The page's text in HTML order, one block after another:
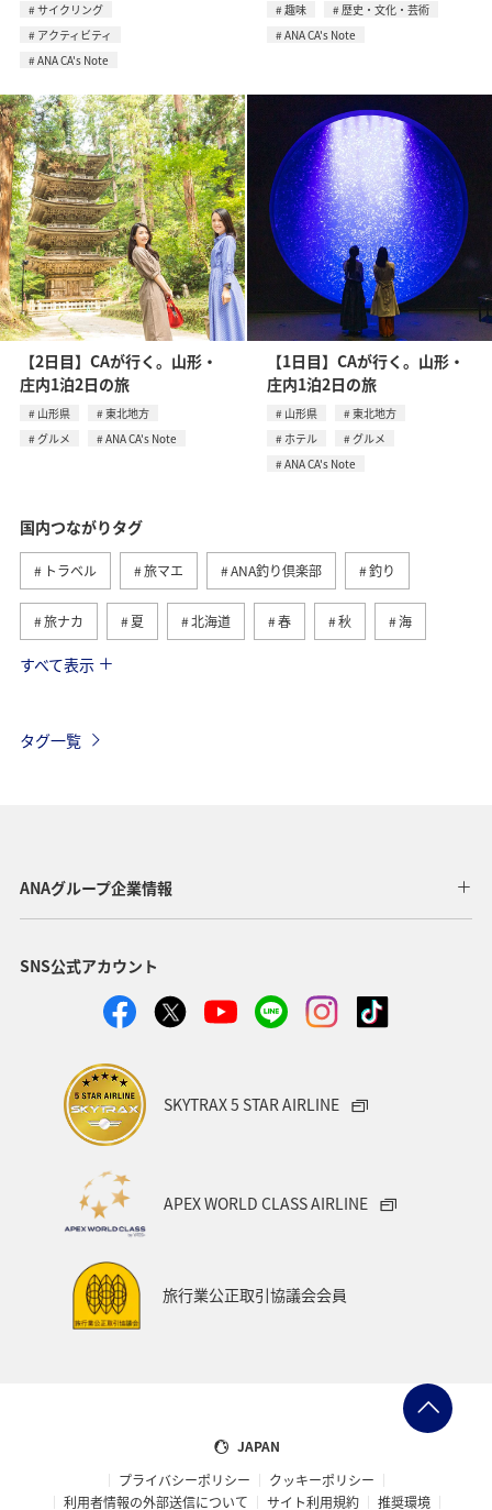
サイクリング
アクティビティ
ANA CA's Note
趣味
歴史・文化・芸術
ANA CA's Note
【2日目】CAが行く。山形・
庄内1泊2日の旅
山形県
東北地方
グルメ
ANA CA's Note
【1日目】CAが行く。山形・
庄内1泊2日の旅
山形県
東北地方
ホテル
グルメ
ANA CA's Note
国内つながりタグ
トラベル 旅マエ ANA釣り倶楽部 釣り
旅ナカ 夏 北海道 春 秋 海
川 グルメ
ヤマメ 福岡県 ワカサギ トラウト
静岡県 鹿児島県
アオリイカ 宮崎県 マダイ 大分県
イワナ 秋田県
群馬県 マイルを貯める
和歌山県
千葉県 アマゴ
岐阜県 ワーケーション
ANAのふるさと納税
京都府
マイルを使う 岩手県 島根県 山梨県
すべて表示
タグ一覧
ANAグループ企業情報
SNS公式アカウント
SKYTRAX 5 STAR AIRLINE
APEX WORLD CLASS AIRLINE
旅行業公正取引協議会会員
JAPAN
プライバシーポリシー
クッキーポリシー
利用者情報の外部送信について
サイト利用規約 推奨環境